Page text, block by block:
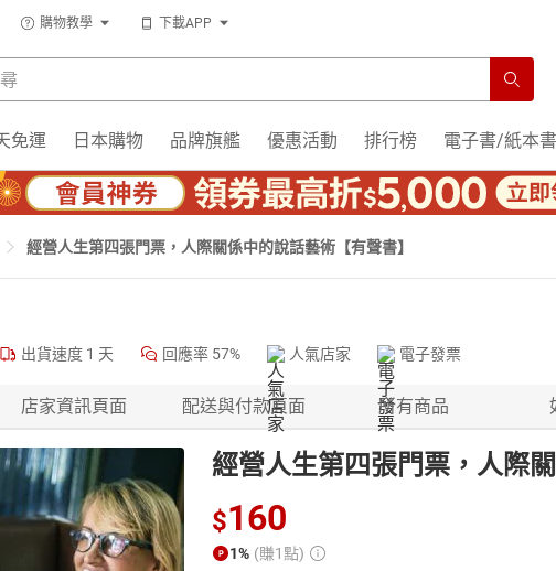
購物教學 下載APP
免運 日本購物 品牌旗艦 優惠活動 排行榜 電子書/紙本書
經營人生第四張門票，人際關係中的說話藝術【有聲書】
出貨速度 1 天 回應率 57% 人氣店家 電子發票
店家資訊頁面 配送與付款頁面 所有商品
經營人生第四張門票，人際
$160
1% (賺1點)